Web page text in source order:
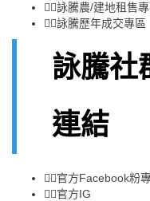
👉🏻詠騰農/建地租售
👉🏻詠騰歷年成交專區
詠騰社
連結
👉🏻官方Facebook粉
👉🏻官方IG